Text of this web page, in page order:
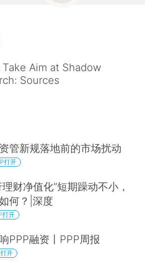
Aim at Shadow
Sources
管新规落地前的市场扰动
打开
财净值化”短期躁动不小，
何？|深度
打开
PPP融资丨PPP周报
开